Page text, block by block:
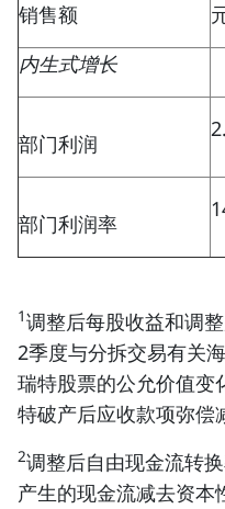
销售额
内生式增长
部门利润
部门利润率
1调整后每股收益和调
2季度与分拆交易有关
瑞特股票的公允价值变
特破产后应收款项弥偿
2调整后自由现金流转
产生的现金流减去资本